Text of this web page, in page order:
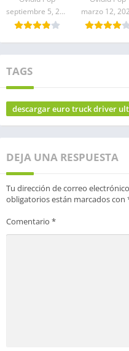
septiembre 5, 2024
marzo 12,
TAGS
descargar euro truck driver
DEJA UNA RESPUESTA
Tu dirección de correo
obligatorios están marcados con
Comentario *